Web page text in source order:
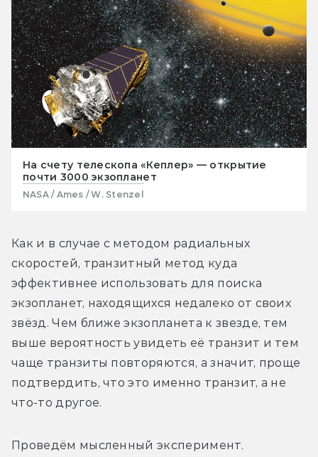
На счету телескопа «Кеплер» — открытие
почти 3000 экзопланет
NASA / Ames / W. Stenzel
Как и в случае с методом радиальных
скоростей, транзитный метод куда
эффективнее использовать для поиска
экзопланет, находящихся недалеко от своих
звёзд. Чем ближе экзопланета к звезде, тем
выше вероятность увидеть её транзит и тем
чаще транзиты повторяются, а значит, проще
подтвердить, что это именно транзит, а не
что-то другое.
Проведём мысленный эксперимент.